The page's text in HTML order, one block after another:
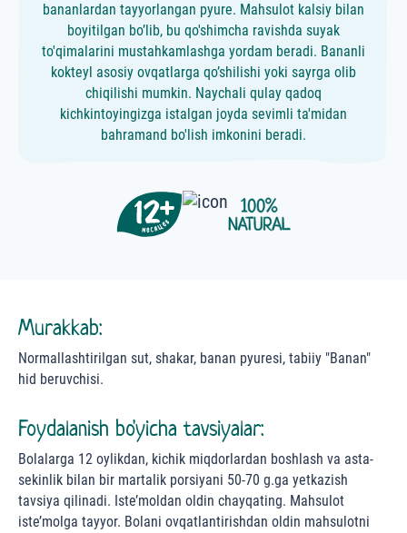
bananlardan tayyorlangan pyure. Mahsulot kalsiy bilan
boyitilgan bo’lib, bu qo'shimcha ravishda suyak
to'qimalarini mustahkamlashga yordam beradi. Bananli
kokteyl asosiy ovqatlarga qo’shilishi yoki sayrga olib
chiqilishi mumkin. Naychali qulay qadoq
kichkintoyingizga istalgan joyda sevimli ta'midan
bahramand bo'lish imkonini beradi.
Murakkab:
Normallashtirilgan sut, shakar, banan pyuresi, tabiiy "Banan"
hid beruvchisi.
Foydalanish bo'yicha tavsiyalar:
Bolalarga 12 oylikdan, kichik miqdorlardan boshlash va asta-
sekinlik bilan bir martalik porsiyani 50-70 g.ga yetkazish
tavsiya qilinadi. Iste’moldan oldin chayqating. Mahsulot
iste’molga tayyor. Bolani ovqatlantirishdan oldin mahsulotni